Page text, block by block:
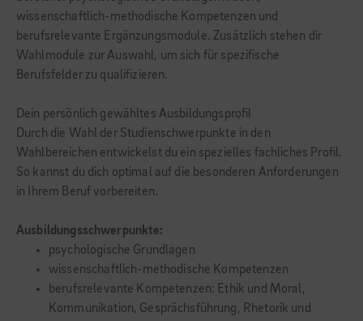
wissenschaftlich-methodische Kompetenzen und
berufsrelevante Ergänzungsmodule. Zusätzlich stehen dir
Wahlmodule zur Auswahl, um sich für spezifische
Berufsfelder zu qualifizieren.
Dein persönlich gewähltes Ausbildungsprofil
Durch die Wahl der Studienschwerpunkte in den
Wahlbereichen entwickelst du ein spezielles fachliches Profil.
So kannst du dich optimal auf die besonderen Anforderungen
in Ihrem Beruf vorbereiten.
Ausbildungsschwerpunkte:
psychologische Grundlagen
wissenschaftlich-methodische Kompetenzen
berufsrelevante Kompetenzen: Ethik und Moral,
Kommunikation, Gesprächsführung, Rhetorik und